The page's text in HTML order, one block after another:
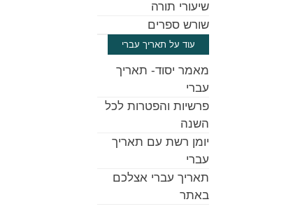
שיעורי תורה
שורש ספרים
עוד על תאריך עברי
מאמר יסוד- תאריך
עברי
פרשיות והפטרות לכל
השנה
יומן רשת עם תאריך
עברי
תאריך עברי אצלכם
באתר